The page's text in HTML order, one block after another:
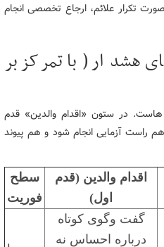
تکرار علائم، ارجاع تخصصی انجام
(با تمرکز بر
هاست. در ستون «اقدام والدین» قدم
آزمایی انجام شود و هم پیوند
اقدام والدین (قدم
اول)
سطح
فوریت
گفت وگوی کوتاه
درباره احساس نه